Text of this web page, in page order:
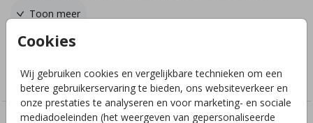
Cookies
Wij gebruiken cookies en vergelijkbare technieken om een
betere gebruikerservaring te bieden, ons websiteverkeer en
onze prestaties te analyseren en voor marketing- en sociale
mediadoeleinden (het weergeven van gepersonaliseerde
een dubbele kaart/andere vorm kaart. Wij staan voor je
Toon meer
Genderneutraal